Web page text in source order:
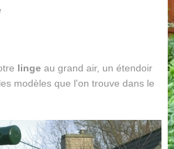
lingeau grand air, un étendoir
modèles que l'on trouve dans le